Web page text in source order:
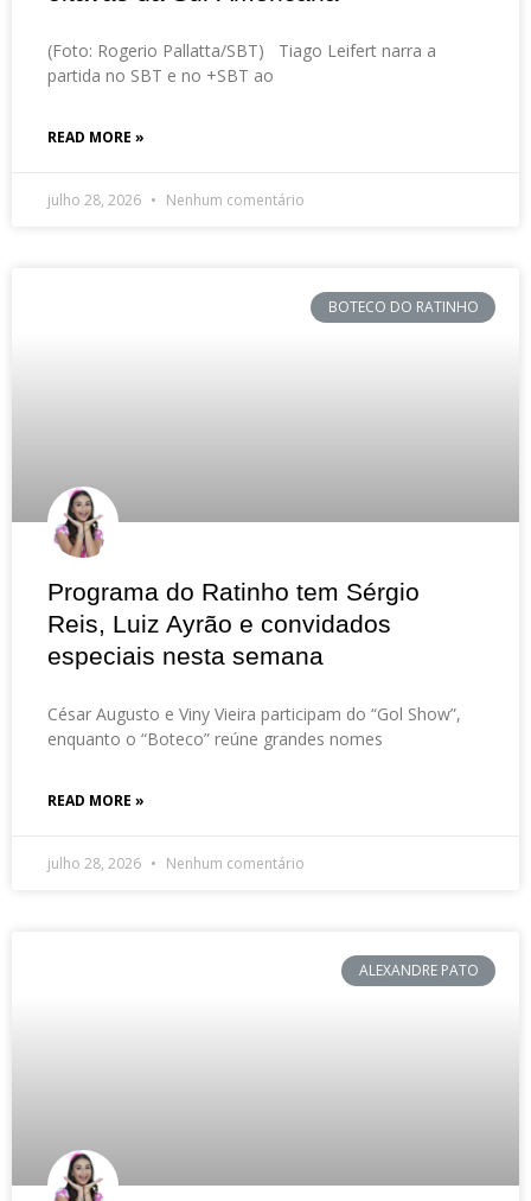
(Foto: Rogerio Pallatta/SBT) Tiago Leifert narra a
partida no SBT e no +SBT ao
READ MORE »
julho 28, 2026 Nenhum comentário
BOTECO DO RATINHO
Programa do Ratinho tem Sérgio
Reis, Luiz Ayrão e convidados
especiais nesta semana
César Augusto e Viny Vieira participam do “Gol Show”,
enquanto o “Boteco” reúne grandes nomes
READ MORE »
julho 28, 2026 Nenhum comentário
ALEXANDRE PATO